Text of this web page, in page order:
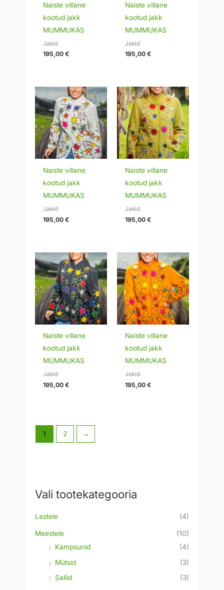
Vali tootekategooria
Lastele (4)
Meestele
(10)
Kampsunid
(4)
Mütsid
(3)
Sallid
(3)
Naiste villane
kootud jakk
MUMMUKAS
Jakid
195,00€
Naiste villane
kootud jakk
MUMMUKAS
Jakid
195,00€
Naiste villane
kootud jakk
MUMMUKAS
Jakid
195,00€
Naiste villane
kootud jakk
MUMMUKAS
Jakid
195,00€
Naiste villane
kootud jakk
MUMMUKAS
Jakid
195,00€
Naiste villane
kootud jakk
MUMMUKAS
Jakid
195,00€
1 2 →